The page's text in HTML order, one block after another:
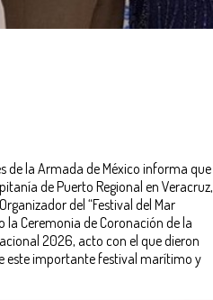
de la Armada de México informa que
de Puerto Regional en Veracruz,
del “Festival del Mar
la Ceremonia de Coronación de la
2026, acto con el que dieron
este importante festival marítimo y